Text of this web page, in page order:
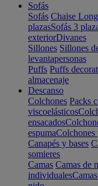
Sofás
Sofás Chaise
plazasSofás 3
exteriorDivanes
Sillones Sillones
levantapersonas
Puffs Puffs
almacenaje
Descanso
Colchones Packs
viscoelásticos
ensacados
espumaColchones
Canapés y bases
somieres
Camas Camas de
individuales